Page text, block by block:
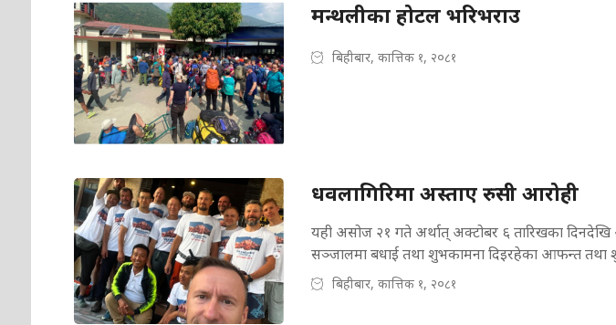
मन्थलीका होटल भरिभराउ
बिहीबार, कात्तिक १, २०८१
धवलागिरिमा अस्ताए रुसी आरोही
यही असोज २१ गते अर्थात् अक्टोबर ६ तारिखका
सञ्जालमा बधाई तथा शुभकामना दिइरहेका आफन्त तथा
बिहीबार, कात्तिक १, २०८१